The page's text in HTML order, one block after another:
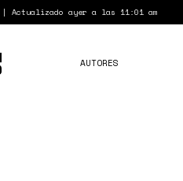
Actualizado ayer a las 11:01 am
AUTORES